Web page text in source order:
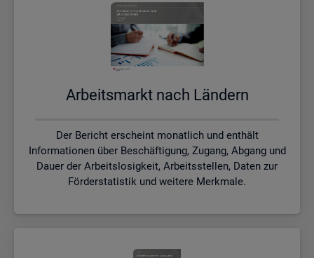
Ar­beits­markt nach Län­dern
Der Bericht erscheint monatlich und enthält
Informationen über Beschäftigung, Zugang, Abgang und
Dauer der Arbeitslosigkeit, Arbeitsstellen, Daten zur
Förderstatistik und weitere Merkmale.